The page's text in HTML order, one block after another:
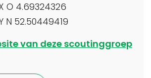
O 4.69324326
52.50449419
van deze scoutinggroep